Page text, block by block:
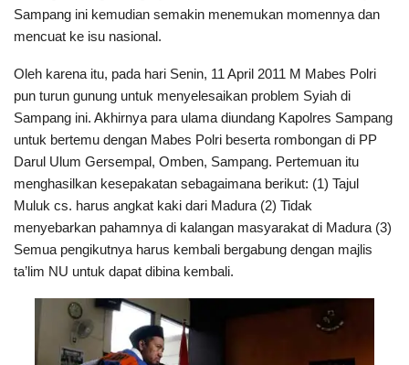
Sampang ini kemudian semakin menemukan momennya dan
mencuat ke isu nasional.
Oleh karena itu, pada hari Senin, 11 April 2011 M Mabes Polri
pun turun gunung untuk menyelesaikan problem Syiah di
Sampang ini. Akhirnya para ulama diundang Kapolres Sampang
untuk bertemu dengan Mabes Polri beserta rombongan di PP
Darul Ulum Gersempal, Omben, Sampang. Pertemuan itu
menghasilkan kesepakatan sebagaimana berikut: (1) Tajul
Muluk cs. harus angkat kaki dari Madura (2) Tidak
menyebarkan pahamnya di kalangan masyarakat di Madura (3)
Semua pengikutnya harus kembali bergabung dengan majlis
ta’lim NU untuk dapat dibina kembali.